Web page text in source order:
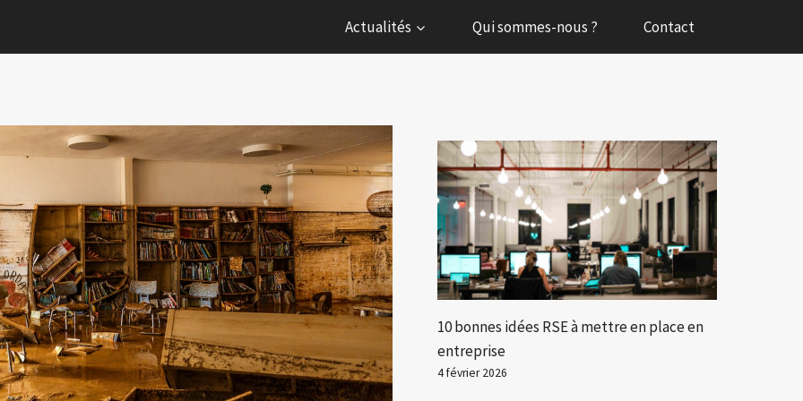
Actualités Qui sommes-nous ? Contact
10 bonnes idées RSE à mettre en place en
entreprise
4 février 2026